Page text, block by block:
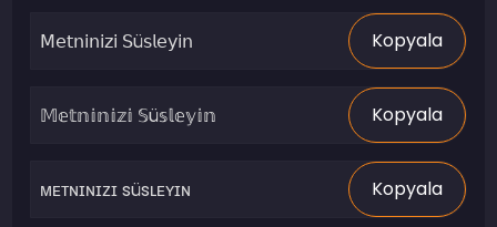
Kopyala
Kopyala
Kopyala